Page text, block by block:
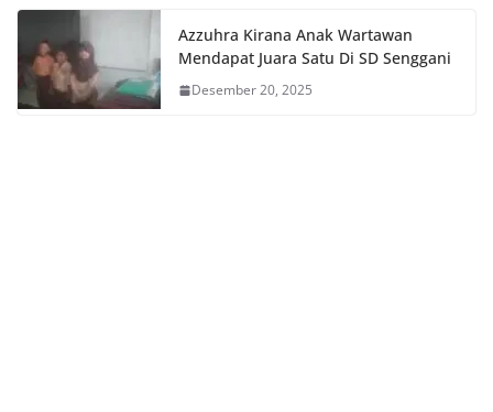
Azzuhra Kirana Anak Wartawan
Mendapat Juara Satu Di SD Senggani
Desember 20, 2025